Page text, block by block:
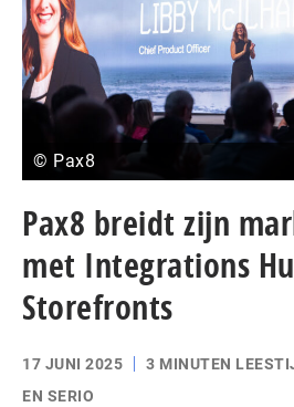
© Pax8
Pax8 breidt zijn
met Integrations
Storefronts
17 JUNI 2025 3 MINUTEN
EN SERIO